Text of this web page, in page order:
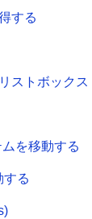
する
ストボックス
を移動する
する